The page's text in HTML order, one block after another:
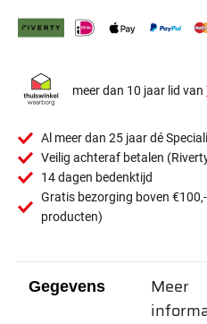
meer dan 10 jaar lid van
Al meer dan 25 jaar dé
Veilig achteraf betalen
14 dagen bedenktijd
Gratis bezorging boven
producten)
Gegevens
Meer